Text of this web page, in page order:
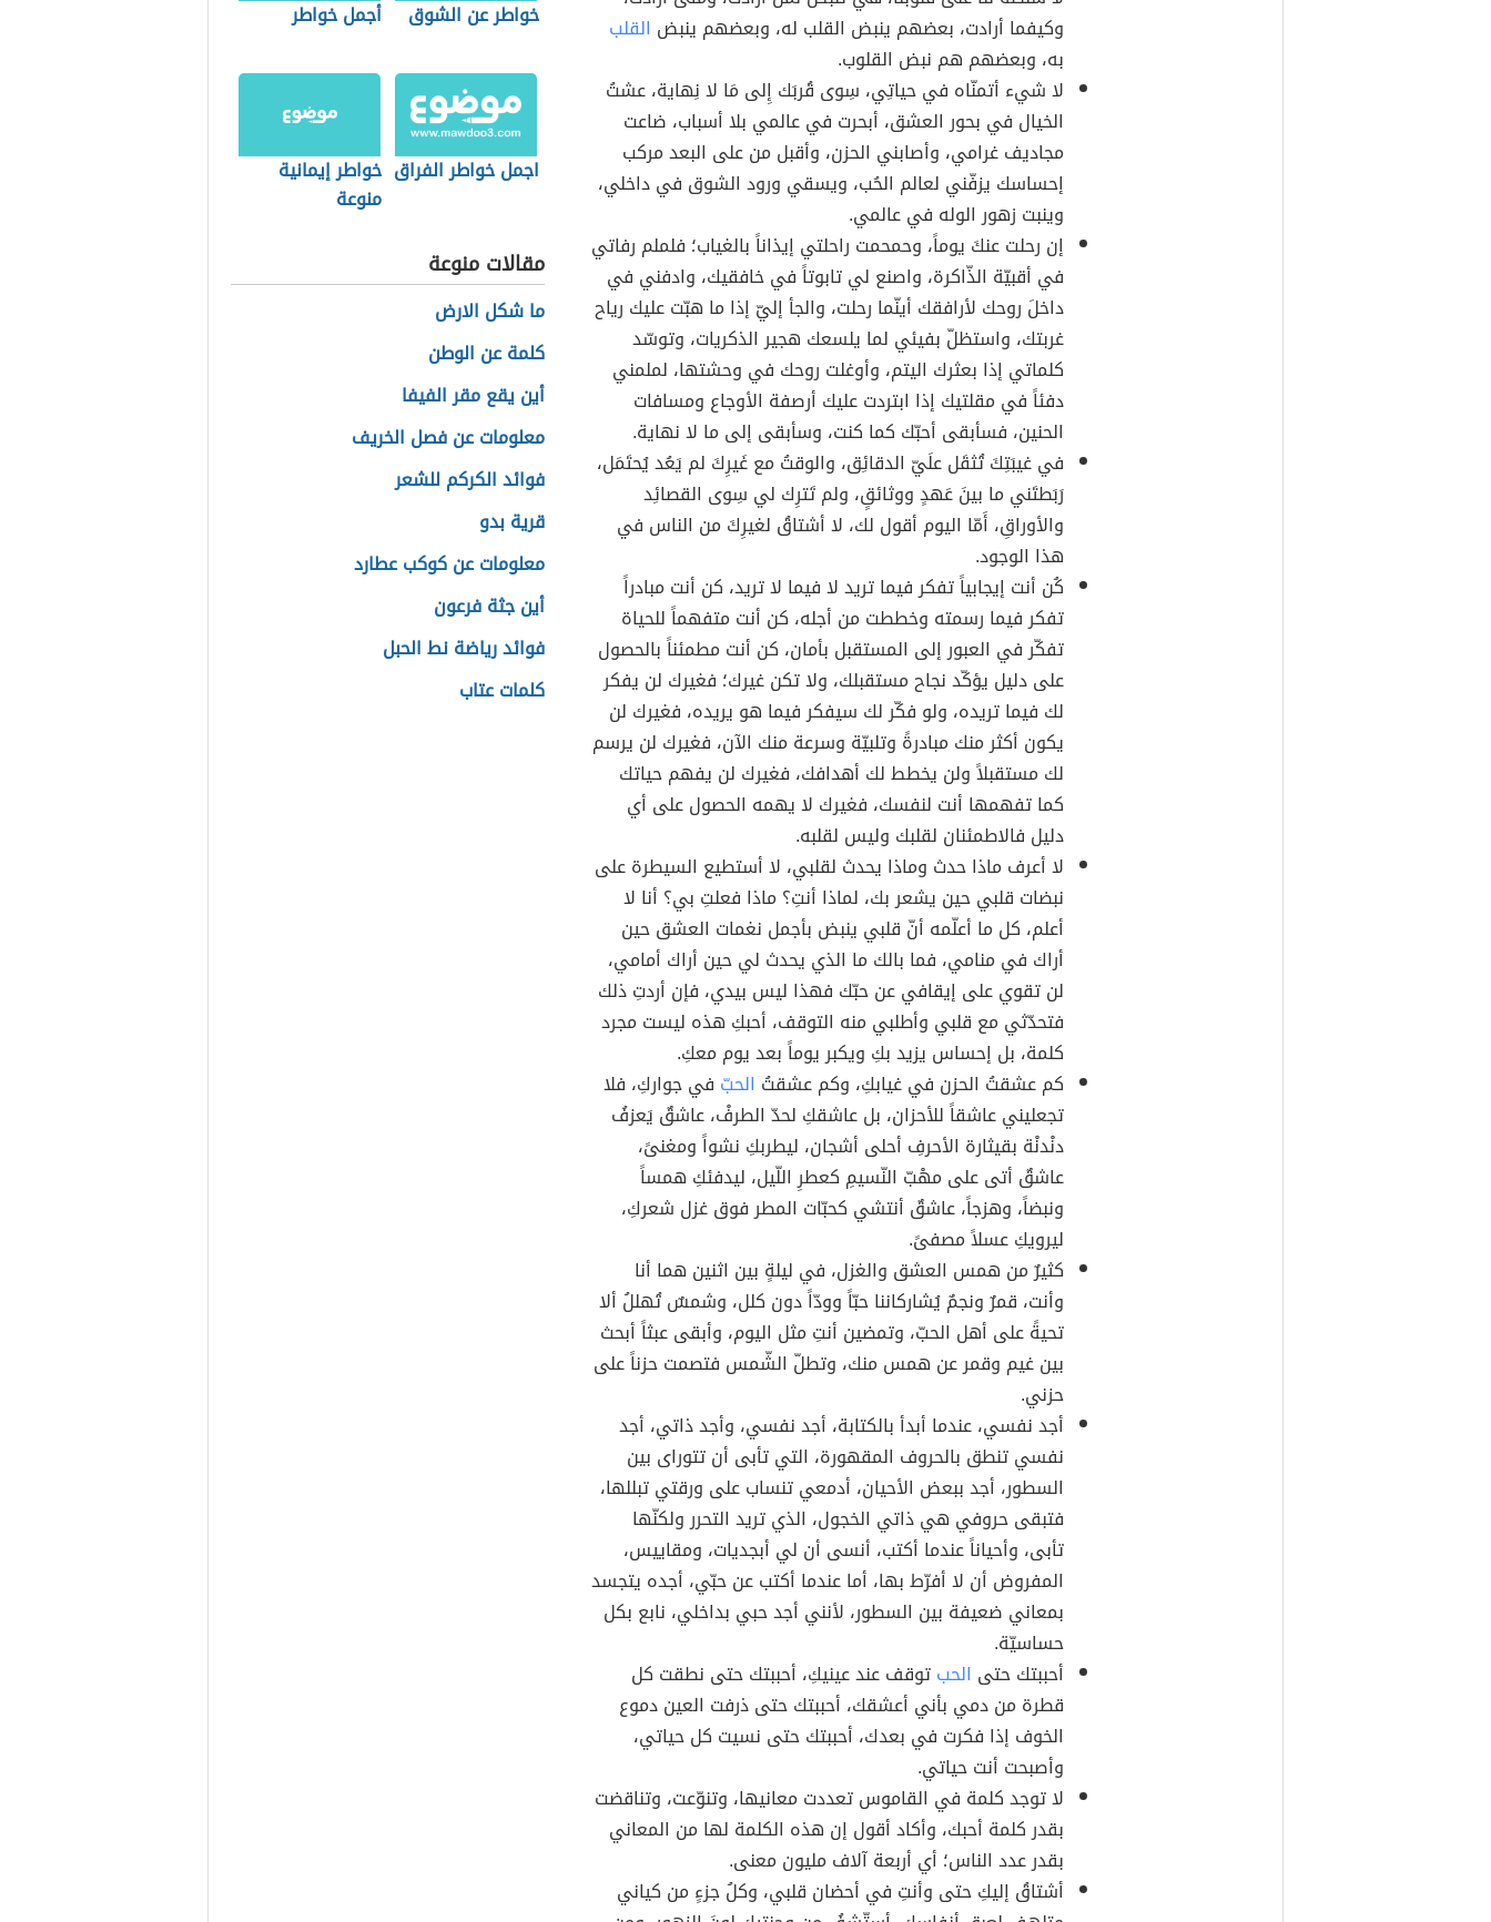
وكيفما أرادت، بعضهم ينبض القلب له، وبعضهم ينبض القلب
به، وبعضهم هم نبض القلوب.
لا شيء أتمنّاه في حياتِي، سِوى قُربَك إِلى مَا لا نِهاية، عشتُ
الخيال في بحور العشق، أبحرت في عالمي بلا أسباب، ضاعت
مجاديف غرامي، وأصابني الحزن، وأقبل من على البعد مركب
إحساسك يزفّني لعالم الحُب، ويسقي ورود الشوق في داخلي،
وينبت زهور الوله في عالمي.
إن رحلت عنكَ يوماً، وحمحمت راحلتي إيذاناً بالغياب؛ فلملم رفاتي
في أقبيّة الذّاكرة، واصنع لي تابوتاً في خافقيك، وادفني في
داخلَ روحك لأرافقك أينّما رحلت، والجأ إليّ إذا ما هبّت عليك رياح
غربتك، واستظلّ بفيئي لما يلسعك هجير الذكريات، وتوسّد
كلماتي إذا بعثرك اليتم، وأوغلت روحك في وحشتها، لملمني
دفئاً في مقلتيك إذا ابتردت عليك أرصفة الأوجاع ومسافات
الحنين، فسأبقى أحبّك كما كنت، وسأبقى إلى ما لا نهاية.
في غيبَتِكَ تُثقَل علَيّ الدقائِق، والوقتُ مع غَيرِكَ لم يَعُد يُحتَمَل،
رَبَطتَني ما بينَ عَهدٍ ووثائقٍ، ولم تَترِك لي سِوى القصائِد
والأوراقِ، أَمّا اليوم أقول لك، لا أشتاقُ لغيرِكَ من الناس في
هذا الوجود.
كُن أنت إيجابياً تفكر فيما تريد لا فيما لا تريد، كن أنت مبادراً
تفكر فيما رسمته وخططت من أجله، كن أنت متفهماً للحياة
تفكّر في العبور إلى المستقبل بأمان، كن أنت مطمئناً بالحصول
على دليل يؤكّد نجاح مستقبلك، ولا تكن غيرك؛ فغيرك لن يفكر
لك فيما تريده، ولو فكّر لك سيفكر فيما هو يريده، فغيرك لن
يكون أكثر منك مبادرةً وتلبيّة وسرعة منك الآن، فغيرك لن يرسم
لك مستقبلاً ولن يخطط لك أهدافك، فغيرك لن يفهم حياتك
كما تفهمها أنت لنفسك، فغيرك لا يهمه الحصول على أي
دليل فالاطمئنان لقلبك وليس لقلبه.
لا أعرف ماذا حدث وماذا يحدث لقلبي، لا أستطيع السيطرة على
نبضات قلبي حين يشعر بك، لماذا أنتِ؟ ماذا فعلتِ بي؟ أنا لا
أعلم، كل ما أعلّمه أنّ قلبي ينبض بأجمل نغمات العشق حين
أراك في منامي، فما بالك ما الذي يحدث لي حين أراك أمامي،
لن تقوي على إيقافي عن حبّك فهذا ليس بيدي، فإن أردتِ ذلك
فتحدّثي مع قلبي وأطلبي منه التوقف، أحبكِ هذه ليست مجرد
كلمة، بل إحساس يزيد بكِ ويكبر يوماً بعد يوم معكِ.
كم عشقتُ الحزن في غيابكِ، وكم عشقتُ الحبّ في جواركِ، فلا
تجعليني عاشقاً للأحزان، بل عاشقكِ لحدّ الطرفْ، عاشقٌ يَعزفُ
دنْدنْة بقيثارة الأحرفِ أحلى أشجان، ليطربكِ نشواً ومغنىً،
عاشقٌ أتى على مهْبّ النّسيمِ كعطرِ اللّيل، ليدفئكِ همساً
ونبضاً، وهزجاً، عاشقٌ أنتشي كحبّات المطر فوق غزل شعركِ،
ليرويكِ عسلاً مصفىً.
كثيرٌ من همس العشق والغزل، في ليلةٍ بين اثنين هما أنا
وأنت، قمرٌ ونجمٌ يُشاركاننا حبّاً وودّاً دون كلل، وشمسٌ تُهللُ ألا
تحيةً على أهل الحبّ، وتمضين أنتِ مثل اليوم، وأبقى عبثاً أبحث
بين غيم وقمر عن همس منك، وتطلّ الشّمس فتصمت حزناً على
حزني.
أجد نفسي، عندما أبدأ بالكتابة، أجد نفسي، وأجد ذاتي، أجد
نفسي تنطق بالحروف المقهورة، التي تأبى أن تتوراى بين
السطور، أجد ببعض الأحيان، أدمعي تنساب على ورقتي تبللها،
فتبقى حروفي هي ذاتي الخجول، الذي تريد التحرر ولكنّها
تأبى، وأحياناً عندما أكتب، أنسى أن لي أبجديات، ومقاييس،
المفروض أن لا أفرّط بها، أما عندما أكتب عن حبّي، أجده يتجسد
بمعاني ضعيفة بين السطور، لأنني أجد حبي بداخلي، نابع بكل
حساسيّة.
أحببتك حتى الحبتوقف عند عينيكِ، أحببتك حتى نطقت كل
قطرة من دمي بأني أعشقك، أحببتك حتى ذرفت العين دموع
الخوف إذا فكرت في بعدك، أحببتك حتى نسيت كل حياتي،
وأصبحت أنت حياتي.
لا توجد كلمة في القاموس تعددت معانيها، وتنوّعت، وتناقضت
بقدر كلمة أحبك، وأكاد أقول إن هذه الكلمة لها من المعاني
بقدر عدد الناس؛ أي أربعة آلاف مليون معنى.
أشتاقُ إليكِ حتى وأنتِ في أحضان قلبي، وكلُ جزءٍ من كياني
خواطر عن الشوق أجمل خواطر
اجمل خواطر الفراق خواطر إيمانية
منوعة
مقالات منوعة
ما شكل الارض
كلمة عن الوطن
أين يقع مقر الفيفا
معلومات عن فصل الخريف
فوائد الكركم للشعر
قرية بدو
معلومات عن كوكب عطارد
أين جثة فرعون
فوائد رياضة نط الحبل
كلمات عتاب